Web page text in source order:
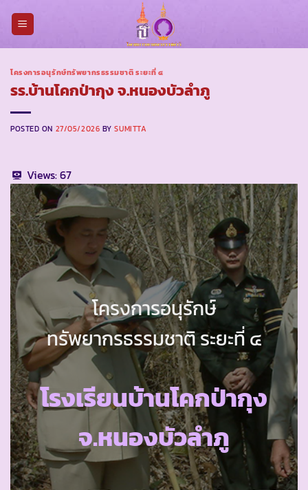
โครงการอนุรักษ์ทรัพยากรธรรมชาติ ระยะที่ ๔
รร.บ้านโคกป่ากุง จ.หนองบัวลำภู
POSTED ON 27/05/2026 BYSUMITTA
Views:67
โครงการอนุรักษ์
ทรัพยากรธรรมชาติ ระยะที่ ๔
โรงเรียนบ้านโคกป่ากุง
จ.หนองบัวลำภู